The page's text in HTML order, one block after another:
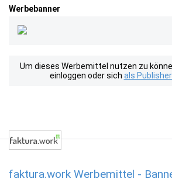
Werbebanner
Um dieses Werbemittel nutzen zu
einloggen oder sich als
faktura.work Werbemittel -